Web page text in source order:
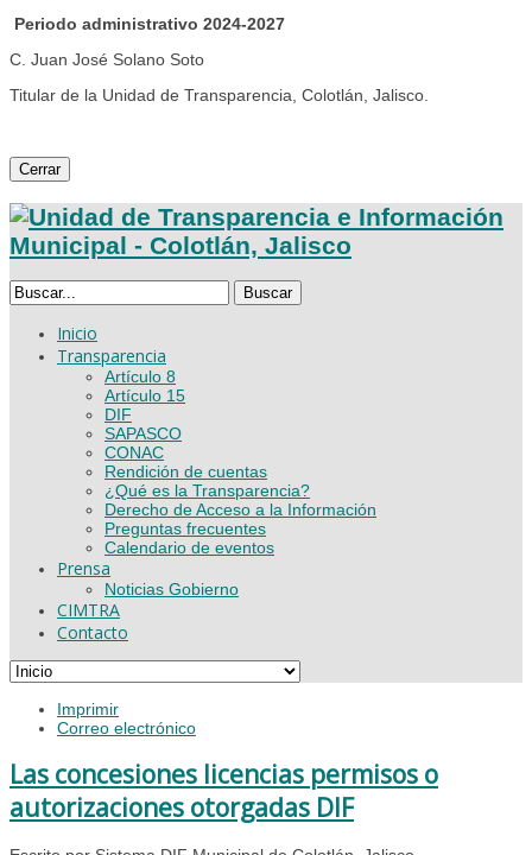
Periodo administrativo 2024-2027
C. Juan José Solano Soto
Titular de la Unidad de Transparencia, Colotlán, Jalisco.
Cerrar
Buscar
Inicio
Transparencia
Artículo 8
Artículo 15
DIF
SAPASCO
CONAC
Rendición de cuentas
¿Qué es la Transparencia?
Derecho de Acceso a la Información
Preguntas frecuentes
Calendario de eventos
Prensa
Noticias Gobierno
CIMTRA
Contacto
Imprimir
Correo electrónico
Las concesiones licencias permisos o
autorizaciones otorgadas DIF